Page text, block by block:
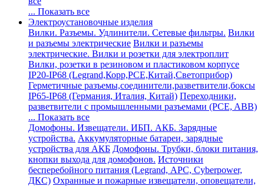
... Показать все
Электроустановочные изделия
Вилки. Разъемы. Удлинители. Сетевые фильтры. Вилки
и разъемы электрические Вилки и разъемы
электрические. Вилки и розетки для электроплит
Вилки, розетки в резиновом и пластиковом корпусе
IP20-IP68 (Legrand,Корр,PCE,Китай,Светоприбор)
Герметичные разъемы,соединители,разветвители,боксы
IP65-IP68 (Германия, Италия, Китай) Переходники,
разветвители с промышленными разъемами (PCE, ABB)
... Показать все
Домофоны. Извещатели. ИБП. АКБ. Зарядные
устройства. Аккумуляторные батареи, зарядные
устройства для АКБ Домофоны. Трубки, блоки питания,
кнопки выхода для домофонов. Источники
бесперебойного питания (Legrand, АРС, Cyberpower,
ДКС) Охранные и пожарные извещатели, оповещатели,